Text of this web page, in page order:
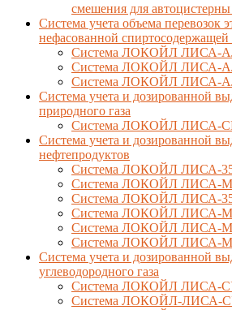
смешения для
Система учета объема перевозок
нефасованной
Система ЛОКОЙЛ ЛИСА-
Система ЛОКОЙЛ ЛИСА-
Система ЛОКОЙЛ ЛИСА-
Система учета и дозированной
природного газа
Система ЛОКОЙЛ ЛИСА-
Система учета и дозированной
нефтепродуктов
Система ЛОКОЙЛ ЛИСА-
Система ЛОКОЙЛ ЛИСА-
Система ЛОКОЙЛ ЛИСА-
Система ЛОКОЙЛ ЛИСА-
Система ЛОКОЙЛ ЛИСА-
Система ЛОКОЙЛ ЛИСА-
Система учета и дозированной
углеводородного газа
Система ЛОКОЙЛ ЛИСА-
Система ЛОКОЙЛ-ЛИСА-